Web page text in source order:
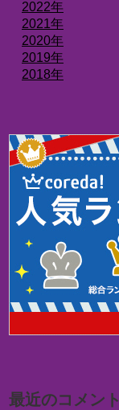
2022年
2021年
2020年
2019年
2018年
最近のコメント